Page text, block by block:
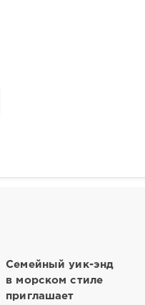
Семейный уик-энд
в морском стиле
приглашает